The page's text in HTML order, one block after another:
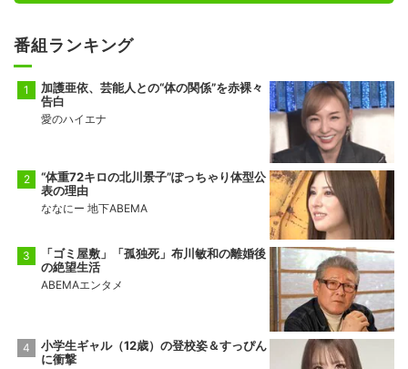
番組ランキング
加護亜依、芸能人との“体の関係”を赤裸々
告白
愛のハイエナ
“体重72キロの北川景子”ぽっちゃり体型公
表の理由
ななにー 地下ABEMA
「ゴミ屋敷」「孤独死」布川敏和の離婚後
の絶望生活
ABEMAエンタメ
小学生ギャル（12歳）の登校姿＆すっぴん
に衝撃